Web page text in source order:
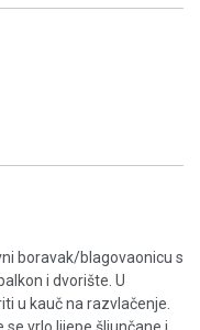
boravak/blagovaonicu s
i dvorište. U
u kauč na razvlačenje.